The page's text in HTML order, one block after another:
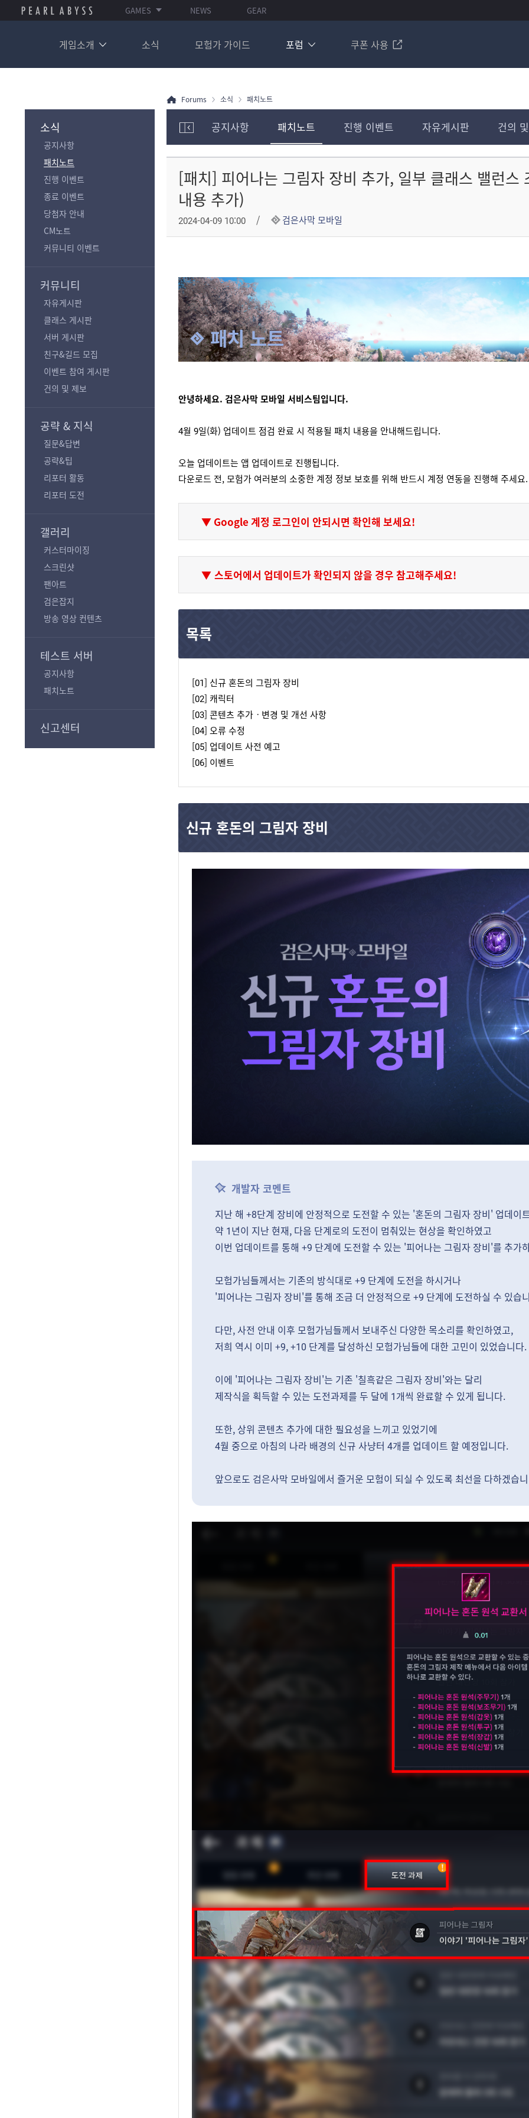
GAMES NEWS GEAR
게임소개 소식 모험가 가이드 포럼 쿠폰 사용
소식
공지사항
패치노트
진행 이벤트
종료 이벤트
당첨자 안내
CM노트
커뮤니티 이벤트
커뮤니티
자유게시판
클래스 게시판
서버 게시판
친구&길드 모집
이벤트 참여 게시판
건의 및 제보
공략 & 지식
질문&답변
공략&팁
리포터 활동
리포터 도전
갤러리
커스터마이징
스크린샷
팬아트
검은잡지
방송 영상 컨텐츠
테스트 서버
공지사항
패치노트
신고센터
모
험
가
포
럼
카
테
고
리
전
기
공지사항 패치노트 진행 이벤트 자유게시판 건의
Forums 소식 패치노트
[패치] 피어나는 그림자 장비 추가, 일부 클래스 밸런
내용 추가)
2024-04-09 10:00 검은사막 모바일
패치 노트
안녕하세요. 검은사막 모바일 서비스팀입니다.
4월 9일(화) 업데이트 점검 완료 시 적용될 패치 내용을 안내해드립니다.
오늘 업데이트는 앱 업데이트로 진행됩니다.
다운로드 전, 모험가 여러분의 소중한 계정 정보 보호를 위해 반드시 계정 연동을 진행해 주세요.
▼ Google 계정 로그인이 안되시면 확인해 보세요!
▼ 스토어에서 업데이트가 확인되지 않을 경우 참고해주세요!
목록
[01] 신규 혼돈의 그림자 장비
[02] 캐릭터
[03] 콘텐츠 추가ㆍ변경 및 개선 사항
[04] 오류 수정
[05] 업데이트 사전 예고
[06] 이벤트
신규 혼돈의 그림자 장비
개발자 코멘트
지난 해 +8단계 장비에 안정적으로 도전할 수 있는 '혼돈의 그림자 장비' 업데이
약 1년이 지난 현재, 다음 단계로의 도전이 멈춰있는 현상을 확인하였고
이번 업데이트를 통해 +9 단계에 도전할 수 있는 '피어나는 그림자 장비'를 추가
모험가님들께서는 기존의 방식대로 +9 단계에 도전을 하시거나
'피어나는 그림자 장비'를 통해 조금 더 안정적으로 +9 단계에 도전하실 수 있습
다만, 사전 안내 이후 모험가님들께서 보내주신 다양한 목소리를 확인하였고,
저희 역시 이미 +9, +10 단계를 달성하신 모험가님들에 대한 고민이 있었습니다.
이에 '피어나는 그림자 장비'는 기존 '칠흑같은 그림자 장비'와는 달리
제작식을 획득할 수 있는 도전과제를 두 달에 1개씩 완료할 수 있게 됩니다.
또한, 상위 콘텐츠 추가에 대한 필요성을 느끼고 있었기에
4월 중으로 아침의 나라 배경의 신규 사냥터 4개를 업데이트 할 예정입니다.
앞으로도 검은사막 모바일에서 즐거운 모험이 되실 수 있도록 최선을 다하겠습